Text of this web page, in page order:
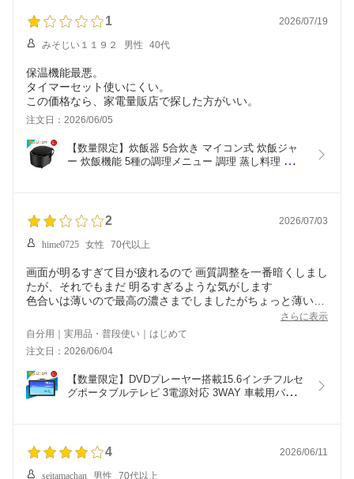
1 2026/07/19
みそじい１１９２ 男性 40代
保温機能最悪。
タイマーセット使いにくい。
この価格なら、家電量販店で探した方がいい。
注文日：2026/06/05
【数量限定】炊飯器 5合炊き マイコン式 炊飯ジャ
ー 炊飯機能 5種の調理メニュー 調理 蒸し料理 料理
2 2026/07/03
hime0725 女性 70代以上
画面が明るすぎて目が疲れるので 画質調整を一番暗くしまし
たが、それでもまだ 明るすぎるような気がします
色合いは薄いので最高の濃さまでしましたがちょっと薄い気
以前使っていたのが ソニーだったので、安いんだから仕方な
さらに表示
自分用｜実用品・普段使い｜はじめて
注文日：2026/06/04
【数量限定】DVDプレーヤー搭載15.6インチフルセ
グポータブルテレビ 3電源対応 3WAY 車載用バッグ
4 2026/06/11
seitamachan 男性 70代以上